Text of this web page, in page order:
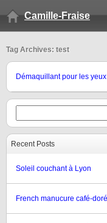
Camille-Fraise
Tag Archives: test
Démaquillant pour les
Recent Posts
Soleil couchant à Lyon
French manucure café-doré